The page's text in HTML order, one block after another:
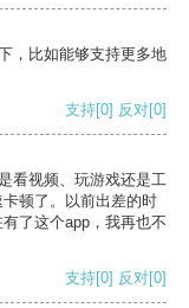
，比如能够支持更多地
支持[0] 反对[0]
看视频、玩游戏还是工
顿了。以前出差的时
了这个app，我再也不
支持[0] 反对[0]